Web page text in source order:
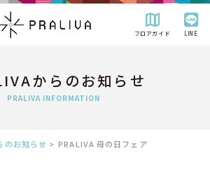
フロアガイド LINE
からのお知らせ
PRALIVA INFORMATION
のお知らせ > PRALIVA 母の日フェア